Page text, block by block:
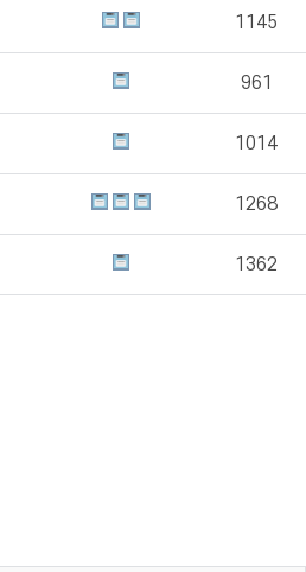
1145
961
1014
1268
1362